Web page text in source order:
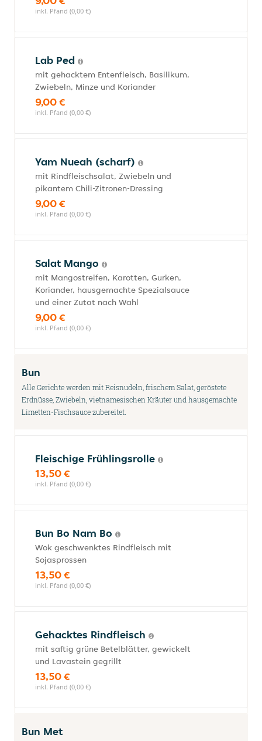
inkl. Pfand (0,00 €)
Lab Ped
mit gehacktem Entenfleisch, Basilikum,
Zwiebeln, Minze und Koriander
9,00 €
inkl. Pfand (0,00 €)
Yam Nueah (scharf)
mit Rindfleischsalat, Zwiebeln und
pikantem Chili-Zitronen-Dressing
9,00 €
inkl. Pfand (0,00 €)
Salat Mango
mit Mangostreifen, Karotten, Gurken,
Koriander, hausgemachte Spezialsauce
und einer Zutat nach Wahl
9,00 €
inkl. Pfand (0,00 €)
Bun
Alle Gerichte werden mit Reisnudeln, frischem Salat, geröstete
Erdnüsse, Zwiebeln, vietnamesischen Kräuter und hausgemachte
Limetten-Fischsauce zubereitet.
Fleischige Frühlingsrolle
13,50 €
inkl. Pfand (0,00 €)
Bun Bo Nam Bo
Wok geschwenktes Rindfleisch mit
Sojasprossen
13,50 €
inkl. Pfand (0,00 €)
Gehacktes Rindfleisch
mit saftig grüne Betelblätter, gewickelt
und Lavastein gegrillt
13,50 €
inkl. Pfand (0,00 €)
Bun Met